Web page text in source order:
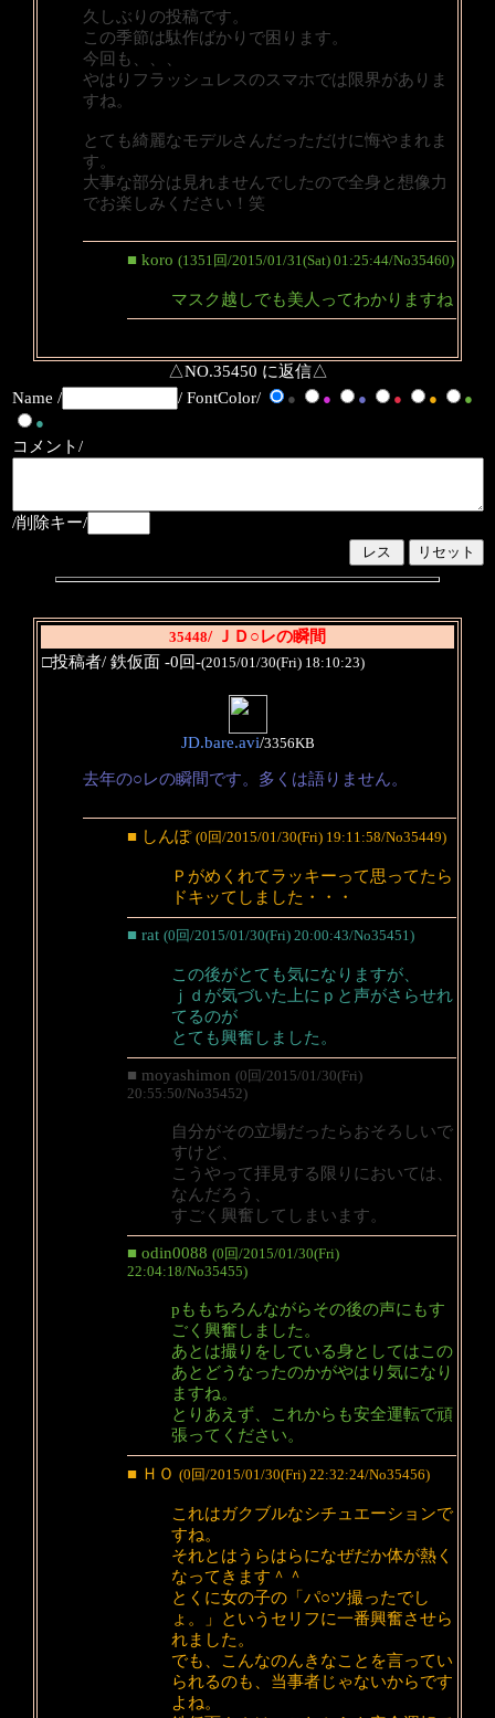
久しぶりの投稿です。
この季節は駄作ばかりで困ります。
今回も、、、
やはりフラッシュレスのスマホでは限界がありま
すね。
とても綺麗なモデルさんだっただけに悔やまれま
す。
大事な部分は見れませんでしたので全身と想像力
でお楽しみください！笑
■ koro (1351回/2015/01/31(Sat) 01:25:44/No35460)
マスク越しでも美人ってわかりますね
△NO.35450 に返信△
Name /
/ FontColor/ ● ● ● ● ●
●
●
コメント/
/削除キー/
35448/ ＪＤ○レの瞬間
□投稿者/ 鉄仮面 -0回-(2015/01/30(Fri) 18:10:23)
JD.bare.avi/3356KB
去年の○レの瞬間です。多くは語りません。
■ しんぽ (0回/2015/01/30(Fri) 19:11:58/No35449)
Ｐがめくれてラッキーって思ってたら
ドキッてしました・・・
■ rat (0回/2015/01/30(Fri) 20:00:43/No35451)
この後がとても気になりますが、
ｊｄが気づいた上にｐと声がさらせれ
てるのが
とても興奮しました。
■ moyashimon (0回/2015/01/30(Fri)
20:55:50/No35452)
自分がその立場だったらおそろしいで
すけど、
こうやって拝見する限りにおいては、
なんだろう、
すごく興奮してしまいます。
■ odin0088 (0回/2015/01/30(Fri)
22:04:18/No35455)
pももちろんながらその後の声にもす
ごく興奮しました。
あとは撮りをしている身としてはこの
あとどうなったのかがやはり気になり
ますね。
とりあえず、これからも安全運転で頑
張ってください。
■ ＨＯ (0回/2015/01/30(Fri) 22:32:24/No35456)
これはガクブルなシチュエーションで
すね。
それとはうらはらになぜだか体が熱く
なってきます＾＾
とくに女の子の「パ○ツ撮ったでし
ょ。」というセリフに一番興奮させら
れました。
でも、こんなのんきなことを言ってい
られるのも、当事者じゃないからです
よね。